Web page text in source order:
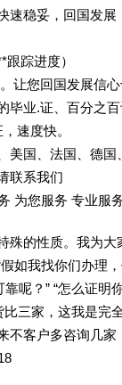
速稳妥，回国发展
跟踪进度）
让您回国发展信心
业.证、百分之百
速度快。
美国、法国、德国
联系我们
为您服务 专业服
殊的性质。我为大
如我找你们办理
呢？” “怎么证明
三家，这我是完
不客户多咨询几家